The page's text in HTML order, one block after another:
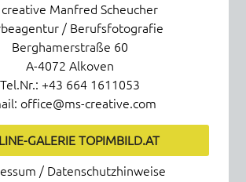
von Manfred Scheucher
11.02.2026
DOMAINVERKAUFS-
creative Manfred Scheucher
/ Berufsfotografie
Berghamerstraße 60
A-4072 Alkoven
Tel.Nr.: +43 664 1611053
office@ms-creative.com
GALERIE TOPIMBILD.AT
Datenschutz
/ Datenschutzhinweise